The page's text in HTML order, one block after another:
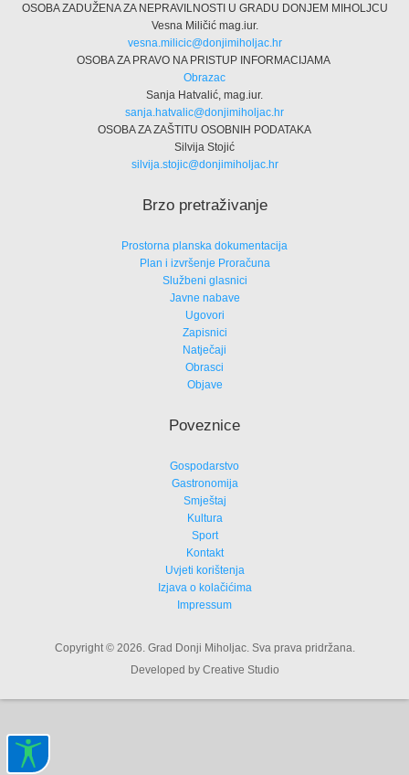
OSOBA ZADUŽENA ZA NEPRAVILNOSTI U GRADU DONJEM MIHOLJCU
Vesna Miličić mag.iur.
vesna.milicic@donjimiholjac.hr
OSOBA ZA PRAVO NA PRISTUP INFORMACIJAMA
Obrazac
Sanja Hatvalić, mag.iur.
sanja.hatvalic@donjimiholjac.hr
OSOBA ZA ZAŠTITU OSOBNIH PODATAKA
Silvija Stojić
silvija.stojic@donjimiholjac.hr
Brzo pretraživanje
Prostorna planska dokumentacija
Plan i izvršenje Proračuna
Službeni glasnici
Javne nabave
Ugovori
Zapisnici
Natječaji
Obrasci
Objave
Poveznice
Gospodarstvo
Gastronomija
Smještaj
Kultura
Sport
Kontakt
Uvjeti korištenja
Izjava o kolačićima
Impressum
Copyright © 2026. Grad Donji Miholjac. Sva prava pridržana.
Developed by Creative Studio